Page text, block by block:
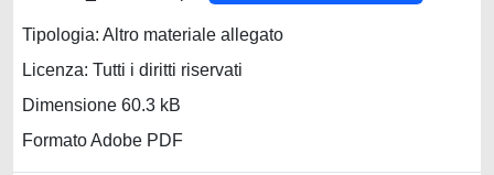
Tipologia: Altro materiale allegato
Licenza: Tutti i diritti riservati
Dimensione 60.3 kB
Formato Adobe PDF